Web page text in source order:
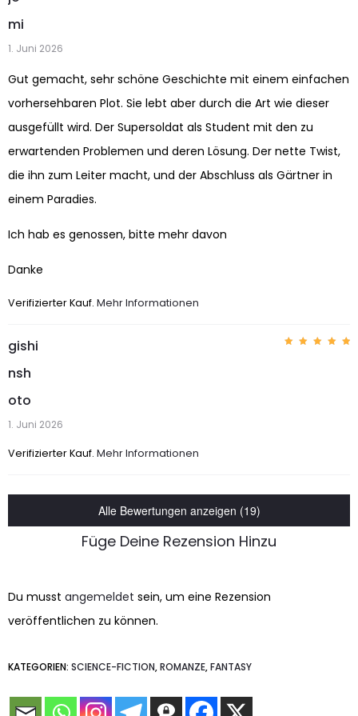
mi
1. Juni 2026
Gut gemacht, sehr schöne Geschichte mit einem einfachen
vorhersehbaren Plot. Sie lebt aber durch die Art wie dieser
ausgefüllt wird. Der Supersoldat als Student mit den zu
erwartenden Problemen und deren Lösung. Der nette Twist,
die ihn zum Leiter macht, und der Abschluss als Gärtner in
einem Paradies.
Ich hab es genossen, bitte mehr davon
Danke
Verifizierter Kauf. Mehr Informationen
gishi
nsh
oto
1. Juni 2026
Verifizierter Kauf. Mehr Informationen
Alle Bewertungen anzeigen (19)
Füge Deine Rezension Hinzu
Du musst angemeldet sein, um eine Rezension
veröffentlichen zu können.
KATEGORIEN: SCIENCE-FICTION,ROMANZE,FANTASY